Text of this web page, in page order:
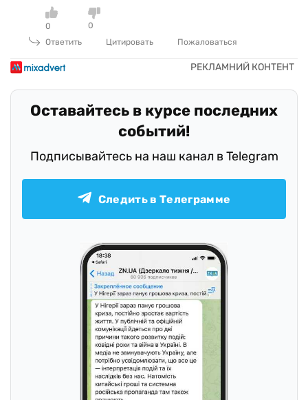
0
0
Ответить
Цитировать Пожаловаться
Оставайтесь в курсе последних
событий!
Подписывайтесь на наш канал в Telegram
Следить в Телеграмме